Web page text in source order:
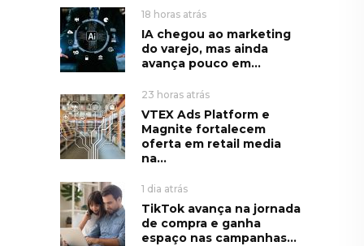
18 horas atrás
IA chegou ao marketing
do varejo, mas ainda
avança pouco em...
23 horas atrás
VTEX Ads Platform e
Magnite fortalecem
oferta em retail media
na...
1 dia atrás
TikTok avança na jornada
de compra e ganha
espaço nas campanhas...